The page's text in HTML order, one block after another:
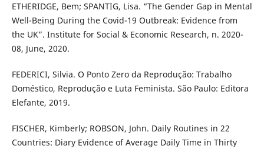
ETHERIDGE, Bem; SPANTIG, Lisa. “The Gender Gap in Mental
Well-Being During the Covid-19 Outbreak: Evidence from
the UK”. Institute for Social & Economic Research, n. 2020-
08, June, 2020.
FEDERICI, Silvia. O Ponto Zero da Reprodução: Trabalho
Doméstico, Reprodução e Luta Feminista. São Paulo: Editora
Elefante, 2019.
FISCHER, Kimberly; ROBSON, John. Daily Routines in 22
Countries: Diary Evidence of Average Daily Time in Thirty